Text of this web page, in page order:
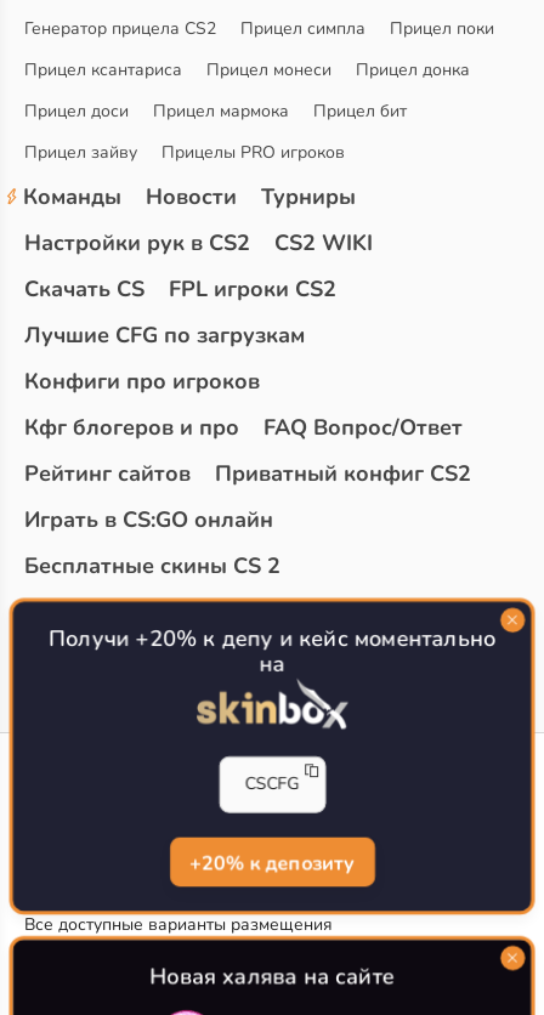
Генератор прицела CS2
Прицел симпла
Прицел поки
Прицел ксантариса
Прицел монеси
Прицел донка
Прицел доси
Прицел мармока
Прицел бит
Прицел зайву
Прицелы PRO игроков
Команды Новости
Турниры
Настройки рук в CS2
CS2 WIKI
Скачать CS
FPL игроки CS2
Лучшие CFG по загрузкам
Конфиги про игроков
Кфг блогеров и про
FAQ Вопрос/Ответ
Рейтинг сайтов
Приватный конфиг CS2
Играть в CS:GO онлайн
Бесплатные скины CS 2
Топ сайтов с халявой КС 2
О проекте
CS-CONFIG.com © 2020-2026 г.
Политика конфиденциальности
РЕКЛАМА НА САЙТЕ
Все доступные варианты размещения
Согласие на обработку данных
О CS-CONFIG.COM
Получи +20% к депу и кейс моментально
на
CSCFG
+20% к депозиту
Новая халява на сайте